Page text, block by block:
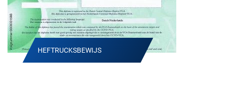
HEFTRUCKSBEWIJS